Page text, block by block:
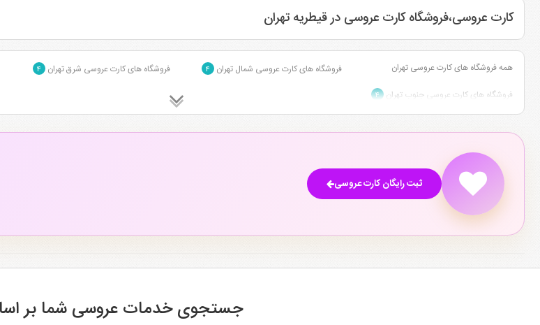
کارت عروسی،فروشگاه کارت عروسی در قیطریه تهران
همه فروشگاه های کارت عروسی تهران فروشگاه های کارت عروسی شمال تهران ۴ فروشگاه های کارت عروسی شرق تهران ۴
فروشگاه های کارت عروسی جنوب تهران ۴
ثبت رایگان کارت عروسی
جستجوی خدمات عروسی شما بر